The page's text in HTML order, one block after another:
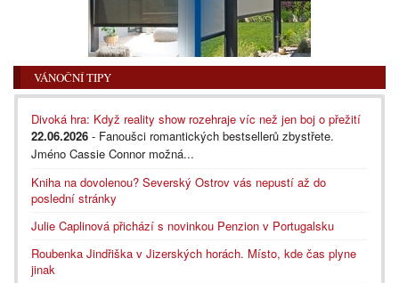
VÁNOČNÍ TIPY
Divoká hra: Když reality show rozehraje víc než jen boj o přežití
22.06.2026 - Fanoušci romantických bestsellerů zbystřete.
Jméno Cassie Connor možná...
Kniha na dovolenou? Severský Ostrov vás nepustí až do
poslední stránky
Julie Caplinová přichází s novinkou Penzion v Portugalsku
Roubenka Jindřiška v Jizerských horách. Místo, kde čas plyne
jinak